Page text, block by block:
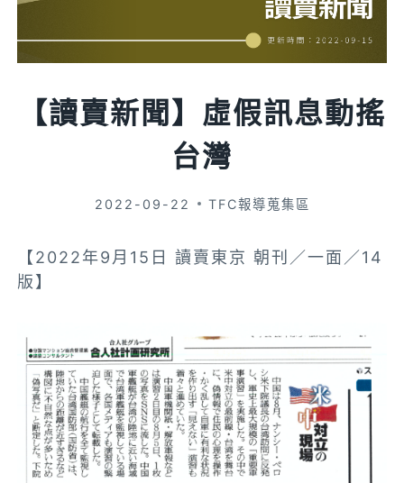
【讀賣新聞】虛假訊息動搖
台灣
2022-09-22 TFC報導蒐集區
【2022年9月15日 讀賣東京 朝刊／一面／14
版】